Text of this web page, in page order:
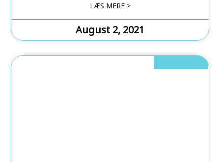
LÆS MERE >
August 2, 2021